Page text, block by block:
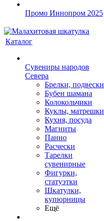
Промо Иннопром 2025
Каталог
Сувениры народов
Севера
Брелки, подвески
Бубен шамана
Колокольчики
Куклы, матрешки
Кухня, посуда
Магниты
Панно
Расчески
Тарелки
сувенирные
Фигурки,
статуэтки
Шкатулки,
купюрницы
Ещё